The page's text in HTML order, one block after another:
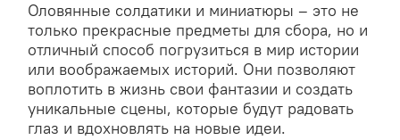
Оловянные солдатики и миниатюры – это не
только прекрасные предметы для сбора, но и
отличный способ погрузиться в мир истории
или воображаемых историй. Они позволяют
воплотить в жизнь свои фантазии и создать
уникальные сцены, которые будут радовать
глаз и вдохновлять на новые идеи.